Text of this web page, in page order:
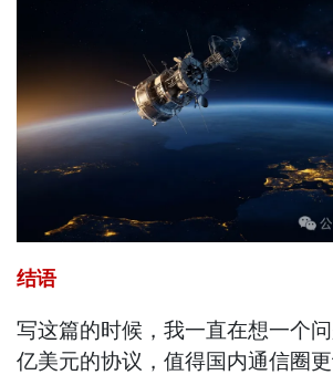
结语
写这篇的时候，我一直在想一个
亿美元的协议，值得国内通信圈更